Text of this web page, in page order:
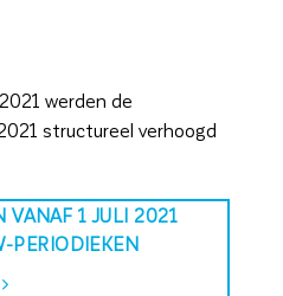
werden de
structureel verhoogd
VANAF 1 JULI 2021
PERIODIEKEN